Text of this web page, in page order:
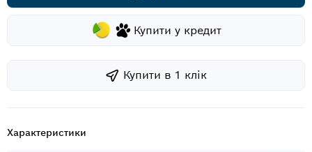
Купити у кредит
Купити в 1 клiк
Характеристики